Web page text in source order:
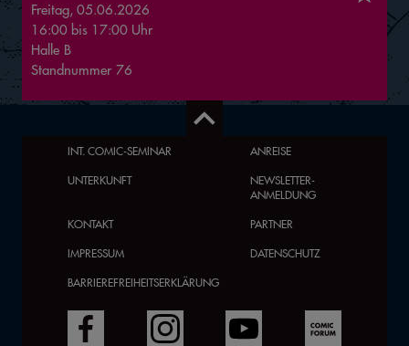
Freitag, 05.06.2026
16:00 bis 17:00 Uhr
Halle B
Standnummer 76
INT. COMIC-SEMINAR
ANREISE
UNTERKUNFT
NEWSLETTER-
ANMELDUNG
KONTAKT
PARTNER
IMPRESSUM
DATENSCHUTZ
BARRIEREFREIHEITSERKLÄRUNG